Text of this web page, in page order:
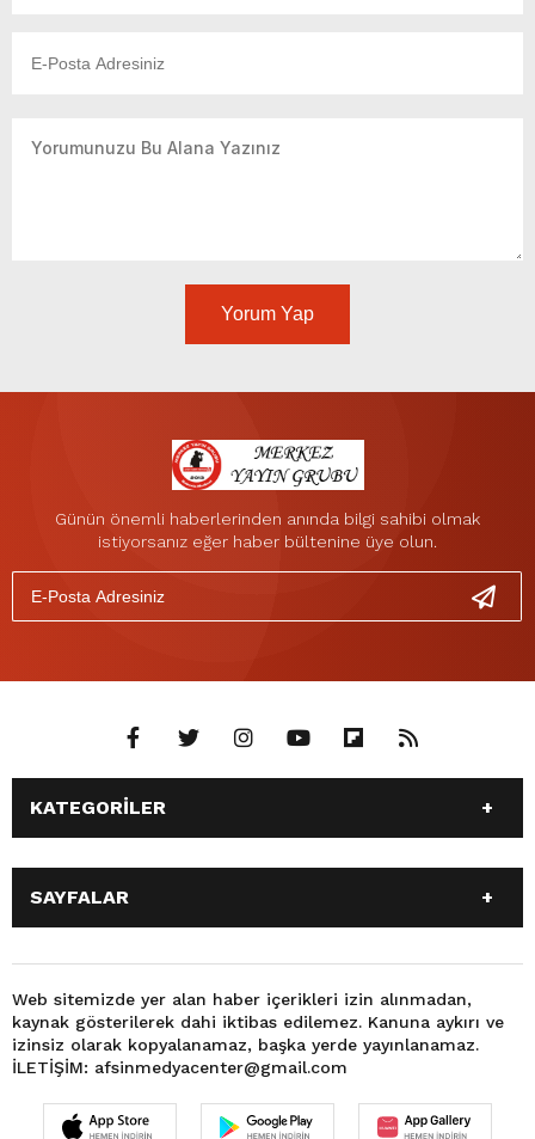
Yorum Yap
Günün önemli haberlerinden anında bilgi sahibi olmak
istiyorsanız eğer haber bültenine üye olun.
KATEGORİLER
ANASAYFA
GÜNDEM
SİYASET
SPOR
EKONOMİ
TEKNOLOJİ
3. SAYFA
BÜYÜKŞEHİR BELEDİYESİ
DÜNYA
FOTO GALERİ
KÜLTÜR SANAT
MAGAZİN
OTOMOBİL
SAĞLIK
VIDEO GALERİ
YEREL HABERLER
KÜNYE
SAYFALAR
SİYASET
EĞİTİM
SPOR
EKONOMİ
TEKNOLOJİ
3. SAYFA
FOTO GALERİ
KÜLTÜR SANAT
Web sitemizde yer alan haber içerikleri izin alınmadan,
kaynak gösterilerek dahi iktibas edilemez. Kanuna aykırı ve
izinsiz olarak kopyalanamaz, başka yerde yayınlanamaz.
İLETİŞİM: afsinmedyacenter@gmail.com